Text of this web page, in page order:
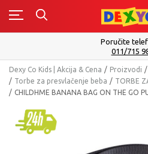
0
Isporuku možete
Dexy Co Kids | Akcija & Cena Proizvodi
Torbe za presvlačenje beba
TORBE
CHILDHME BANANA BAG ON THE GO